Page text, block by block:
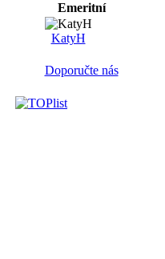
Emeritní
KatyH
Doporučte nás